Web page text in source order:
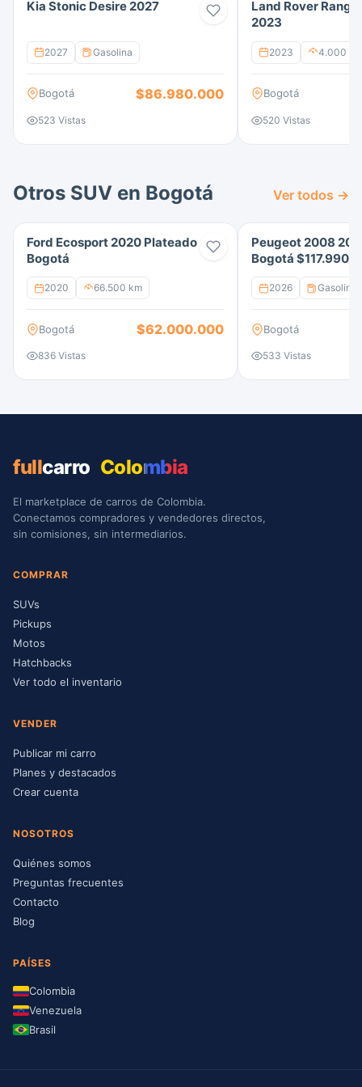
Kia Stonic Desire 2027
2027 Gasolina
Bogotá $86.980.000
523 Vistas
Land Rover
2023
2023 4.000 km
Bogotá
520 Vistas
Otros SUV en Bogotá Ver todos →
Ford Ecosport 2020 Plateado
Bogotá
2020 66.500 km
Bogotá $62.000.000
836 Vistas
Peugeot 2008
Bogotá
2026 Gasolina
Bogotá
533 Vistas
fullcarro Colombia
El marketplace de carros de Colombia.
Conectamos compradores y vendedores directos,
sin comisiones, sin intermediarios.
COMPRAR
SUVs
Pickups
Motos
Hatchbacks
Ver todo el inventario
VENDER
Publicar mi carro
Planes y destacados
Crear cuenta
NOSOTROS
Quiénes somos
Preguntas frecuentes
Contacto
Blog
PAÍSES
Colombia
Venezuela
Brasil